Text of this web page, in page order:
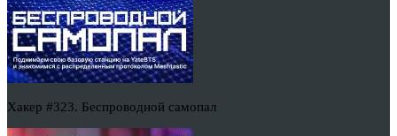
Хакер #323. Беспроводной самопал